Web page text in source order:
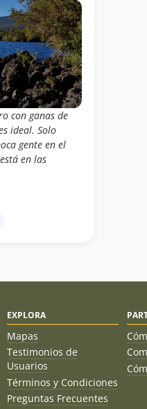
con ganas de
ideal. Solo
gente en el
en las
EXPLORA
Mapas
Testimonios de
Usuarios
Términos y Condiciones
Preguntas Frecuentes